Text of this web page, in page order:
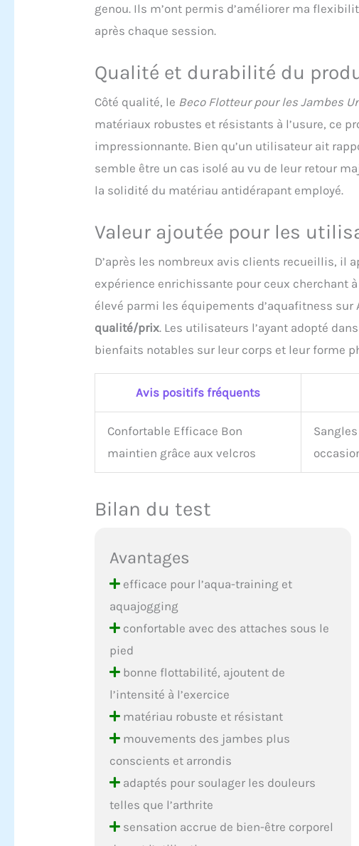
genou. Ils m’ont permis d’améliorer ma
après chaque session.
Qualité et durabilité du
Côté qualité, le Beco Flotteur pour les Jambes
matériaux robustes et résistants à l’usure, ce
impressionnante. Bien qu’un utilisateur ait
semble être un cas isolé au vu de leur retour
la solidité du matériau antidérapant employé.
Valeur ajoutée pour les
D’après les nombreux avis clients recueillis, il
expérience enrichissante pour ceux cherchant
élevé parmi les équipements d’aquafitness sur
qualité/prix. Les utilisateurs l’ayant adopté
bienfaits notables sur leur corps et leur forme
Avis positifs fréquents
Confortable Efficace Bon
maintien grâce aux velcros
Bilan du test
Avantages
efficace pour l’aqua-training et
aquajogging
confortable avec des attaches sous le
pied
bonne flottabilité, ajoutent de
l’intensité à l’exercice
matériau robuste et résistant
mouvements des jambes plus
conscients et arrondis
adaptés pour soulager les douleurs
telles que l’arthrite
sensation accrue de bien-être corporel